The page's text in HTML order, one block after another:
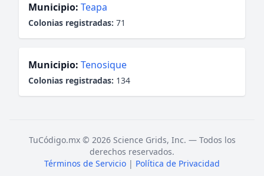
Municipio: Teapa
Colonias registradas: 71
Municipio: Tenosique
Colonias registradas: 134
TuCódigo.mx © 2026 Science Grids, Inc. — Todos los
derechos reservados.
Términos de Servicio | Política de Privacidad